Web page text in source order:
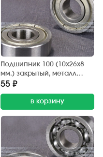
Подшипник 100 (10х26х8
мм.) закрытый, металл
(АПП)
55 ₽
в корзину